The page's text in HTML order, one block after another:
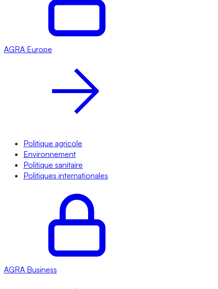
AGRA Europe
Politique agricole
Environnement
Politique sanitaire
Politiques internationales
AGRA Business